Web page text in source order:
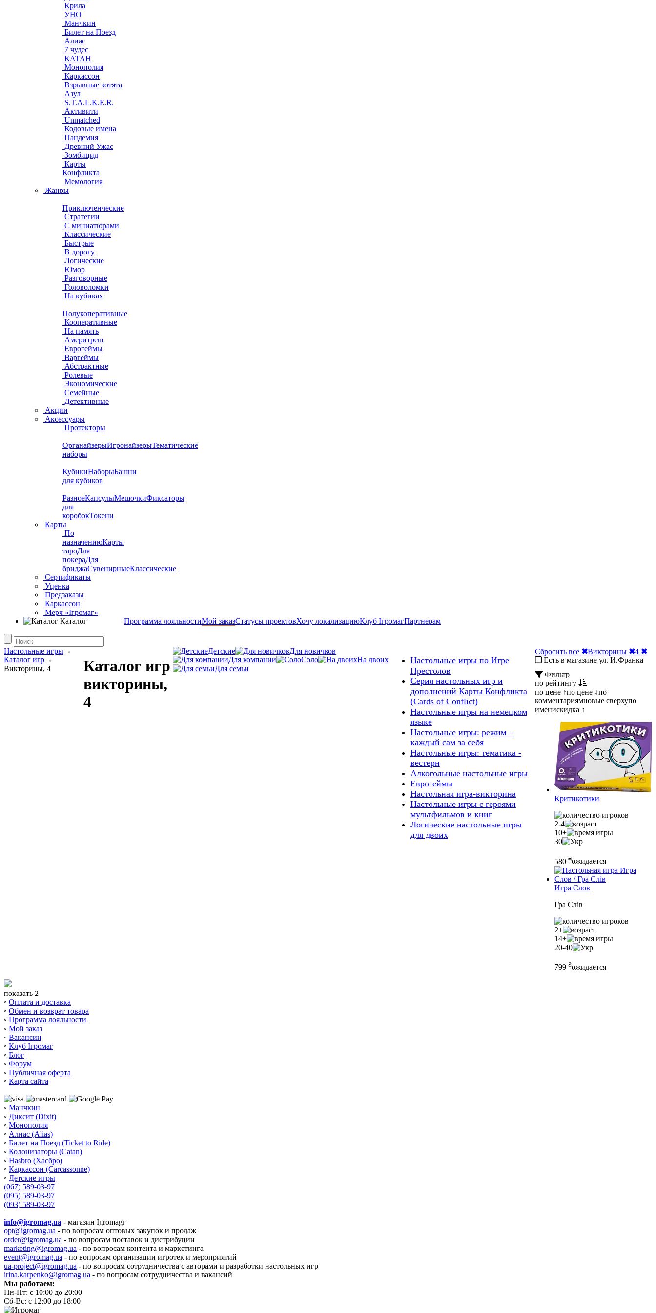
Крила
УНО
Манчкин
Билет на Поезд
Алиас
7 чудес
КАТАН
Монополия
Каркассон
Взрывные котята
Азул
S.T.A.L.K.E.R.
Активити
Unmatched
Кодовые имена
Пандемия
Древний Ужас
Зомбицид
Карты
Конфликта
Мемология
Жанры
Приключенческие
Стратегии
С миниатюрами
Классические
Быстрые
В дорогу
Логические
Юмор
Разговорные
Головоломки
На кубиках
Полукоперативные
Кооперативные
На память
Америтреш
Еврогеймы
Варгеймы
Абстрактные
Ролевые
Экономические
Семейные
Детективные
Акции
Аксессуары
Протекторы
ОрганайзерыИгронайзерыТематические
наборы
КубикиНаборыБашни
для кубиков
РазноеКапсулыМешочкиФиксаторы
для
коробокТокени
Карты
По
назначениюКарты
тароДля
покераДля
бриджаСувенирныеКлассические
Сертификаты
Уценка
Предзаказы
Каркассон
Мерч «Ігромаг»
Каталог
Программа лояльностиМой заказСтатусы проектовХочу локализациюКлуб ІгромагПартнерам
Настольные игры
Каталог игр
Викторины, 4
Каталог игр
викторины,
4
Детские
Для новичков
Для компании
Соло
На двоих
Для семьи
Настольные игры по Игре
Престолов
Серия настольных игр и
дополнений Карты Конфликта
(Cards of Сonflict)
Настольные игры на немецком
языке
Настольные игры: режим –
каждый сам за себя
Настольные игры: тематика -
вестерн
Алкогольные настольные игры
Еврогеймы
Настольная игра-викторина
Настольные игры с героями
мультфильмов и книг
Логические настольные игры
для двоих
Сбросить все ✖Викторины ✖4 ✖
Есть в магазине ул. И.Франка
Фильтр
по рейтингу
по цене ↑по цене ↓по
комментариямновые сверхупо
именискидка ↑
Критикотики
2-4
10+
30
580 ₴ожидается
Игра Слов
Гра Слів
2+
14+
20-40
799 ₴ожидается
показать 2
◦ Оплата и доставка
◦ Обмен и возврат товара
◦ Программа лояльности
◦ Мой заказ
◦ Вакансии
◦ Клуб Ігромаг
◦ Блог
◦ Форум
◦ Публичная оферта
◦ Карта сайта
◦ Манчкин
◦ Диксит (Dixit)
◦ Монополия
◦ Алиас (Alias)
◦ Билет на Поезд (Ticket to Ride)
◦ Колонизаторы (Catan)
◦ Hasbro (Хасбро)
◦ Каркассон (Carcassonne)
◦ Детские игры
(067) 589-03-97
(095) 589-03-97
(093) 589-03-97
info@igromag.ua - магазин Igromagг
opt@igromag.ua - по вопросам оптовых закупок и продаж
order@igromag.ua - по вопросам поставок и дистрибуции
marketing@igromag.ua - по вопросам контента и маркетинга
event@igromag.ua - по вопросам организации игротек и мероприятий
ua-project@igromag.ua - по вопросам сотрудничества с авторами и разработки настольных игр
irina.karpenko@igromag.ua - по вопросам сотрудничества и вакансий
Мы работаем:
Пн-Пт: с 10:00 до 20:00
Сб-Вс: с 12:00 до 18:00